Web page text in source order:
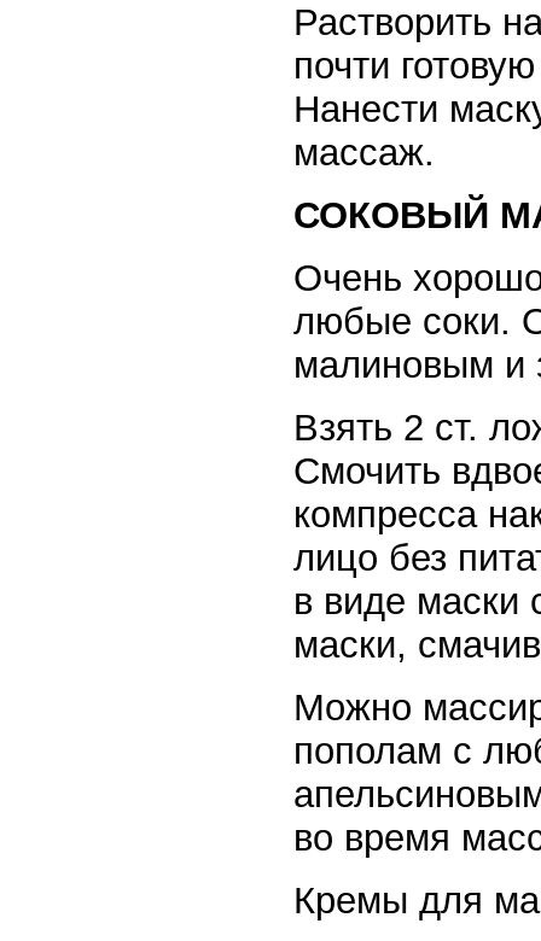
Растворить
почти
Нанести
массаж.
СОКОВЫЙ
Очень
любые соки.
малиновым и
Взять 2 ст.
Смочить
компресса
лицо без
в виде маски
маски,
Можно
пополам с
во время
Кремы для